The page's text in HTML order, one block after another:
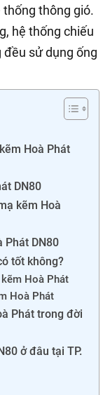
thống thông gió.
hệ thống chiếu
đều sử dụng ống
Hoà Phát
DN80
kẽm Hoà
Phát DN80
tốt không?
Hoà Phát
Hoà Phát
Phát trong đời
ở đâu tại TP.